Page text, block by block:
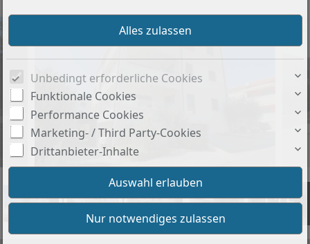
+15
Unbedingt erforderliche Cookies
Funktionale Cookies
Performance Cookies
Marketing- / Third Party-Cookies
Drittanbieter-Inhalte